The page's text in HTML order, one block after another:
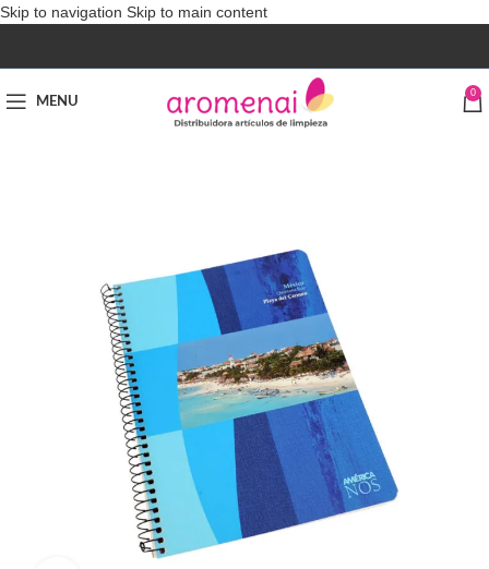
Skip to navigation Skip to main content
MENU
0